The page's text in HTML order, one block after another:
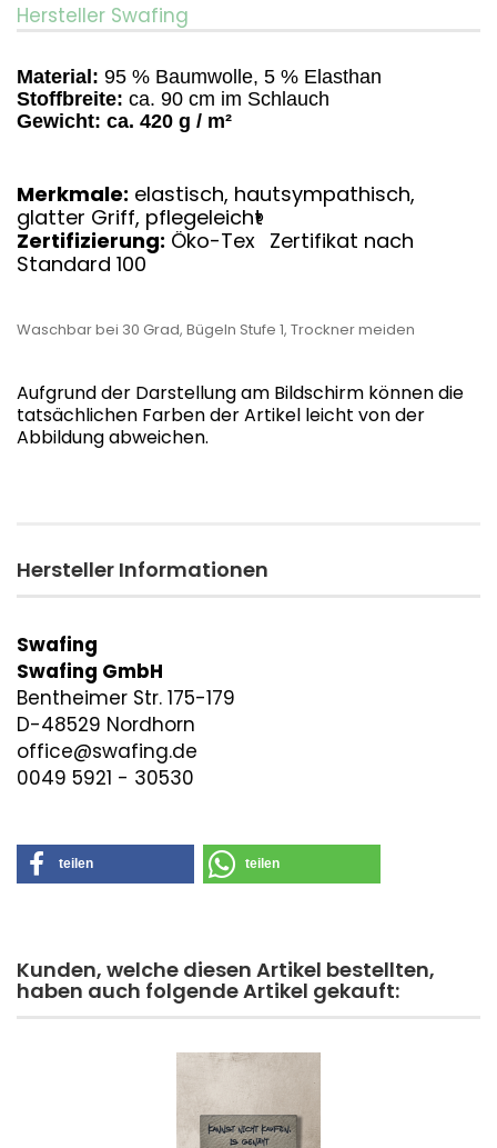
Hersteller Swafing
Material: 95 % Baumwolle, 5 % Elasthan
Stoffbreite: ca. 90 cm im Schlauch
Gewicht: ca. 420 g / m²
Merkmale: elastisch, hautsympathisch,
glatter Griff, pflegeleicht
Zertifizierung: Öko-Tex
®
Zertifikat nach
Standard 100
Waschbar bei 30 Grad, Bügeln Stufe 1, Trockner meiden
Aufgrund der Darstellung am Bildschirm können die
tatsächlichen Farben der Artikel leicht von der
Abbildung abweichen.
Hersteller Informationen
Swafing
Swafing GmbH
Bentheimer Str. 175-179
D-48529 Nordhorn
office@swafing.de
0049 5921 - 30530
teilen teilen
Kunden, welche diesen Artikel bestellten,
haben auch folgende Artikel gekauft: